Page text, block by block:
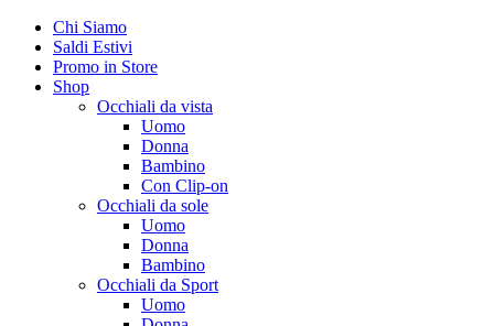
Chi Siamo
Saldi Estivi
Promo in Store
Shop
Occhiali da vista
Uomo
Donna
Bambino
Con Clip-on
Occhiali da sole
Uomo
Donna
Bambino
Occhiali da Sport
Uomo